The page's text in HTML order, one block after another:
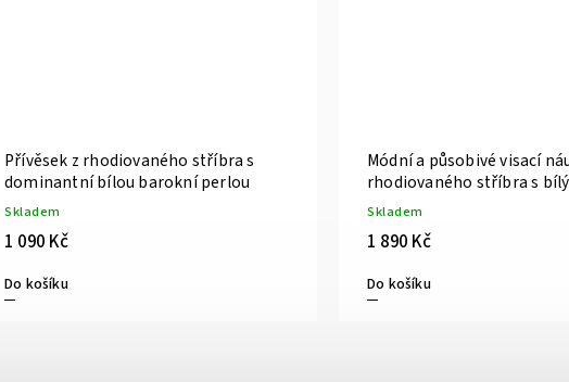
Přívěsek z rhodiovaného stříbra s
dominantní bílou barokní perlou
Skladem
1 090 Kč
Do košíku
Módní a působivé visací
rhodiovaného stříbra s
barokními perlami a
Skladem
1 890 Kč
Do košíku